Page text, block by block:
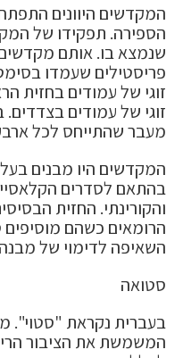
המקדשים היוונים
הספירה. תפקידו של
שנמצא בו. אותם
פריסטילים שעמדו
זוגי של עמודים בחזית
זוגי של עמודים
מעבר שהתייחס לכל
המקדשים היו מבנים
בהתאם לסדרים
והקורינתי. החזית
הרומאים כשהם מוסיפים
השאיפה לדימוי של מבנה
סטואה
בעברית נקראת "סטוי".
המשמשת את הציבור